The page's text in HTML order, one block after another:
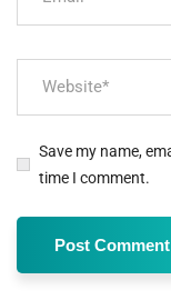
Save my name,
time I comment.